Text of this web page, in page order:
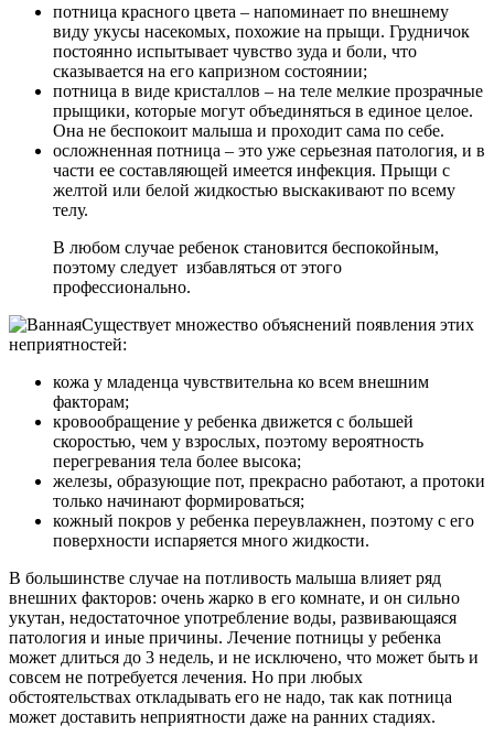
потница красного цвета – напоминает по внешнему
виду укусы насекомых, похожие на прыщи. Грудничок
постоянно испытывает чувство зуда и боли, что
сказывается на его капризном состоянии;
потница в виде кристаллов – на теле мелкие прозрачные
прыщики, которые могут объединяться в единое целое.
Она не беспокоит малыша и проходит сама по себе.
осложненная потница – это уже серьезная патология, и в
части ее составляющей имеется инфекция. Прыщи с
желтой или белой жидкостью выскакивают по всему
телу.
В любом случае ребенок становится беспокойным,
поэтому следует избавляться от этого
профессионально.
Существует множество объяснений появления этих
неприятностей:
кожа у младенца чувствительна ко всем внешним
факторам;
кровообращение у ребенка движется с большей
скоростью, чем у взрослых, поэтому вероятность
перегревания тела более высока;
железы, образующие пот, прекрасно работают, а протоки
только начинают формироваться;
кожный покров у ребенка переувлажнен, поэтому с его
поверхности испаряется много жидкости.
В большинстве случае на потливость малыша влияет ряд
внешних факторов: очень жарко в его комнате, и он сильно
укутан, недостаточное употребление воды, развивающаяся
патология и иные причины. Лечение потницы у ребенка
может длиться до 3 недель, и не исключено, что может быть и
совсем не потребуется лечения. Но при любых
обстоятельствах откладывать его не надо, так как потница
может доставить неприятности даже на ранних стадиях.